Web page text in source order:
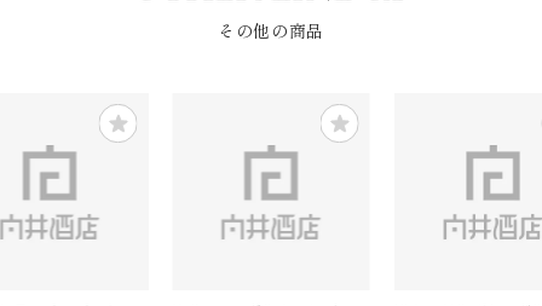
その他の商品